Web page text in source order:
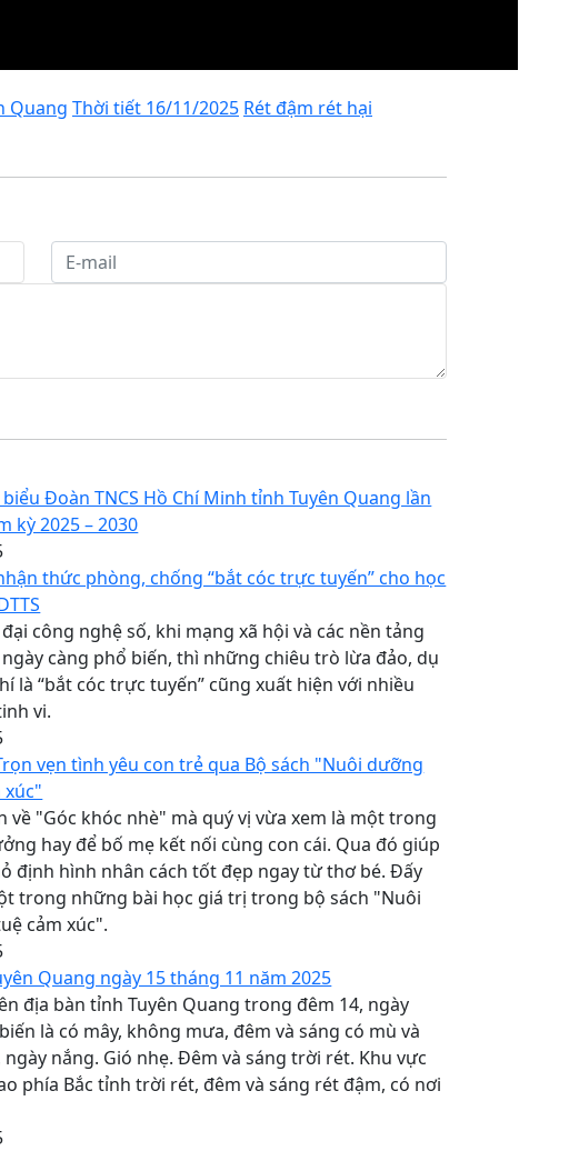
Quang Thời tiết 16/11/2025 Rét đậm rét hại
Đoàn TNCS Hồ Chí Minh tỉnh Tuyên Quang lần
kỳ 2025 – 2030
thức phòng, chống “bắt cóc trực tuyến” cho học
công nghệ số, khi mạng xã hội và các nền tảng
càng phổ biến, thì những chiêu trò lừa đảo, dụ
là “bắt cóc trực tuyến” cũng xuất hiện với nhiều
vi.
vẹn tình yêu con trẻ qua Bộ sách "Nuôi dưỡng
về "Góc khóc nhè" mà quý vị vừa xem là một trong
hay để bố mẹ kết nối cùng con cái. Qua đó giúp
định hình nhân cách tốt đẹp ngay từ thơ bé. Đấy
trong những bài học giá trị trong bộ sách "Nuôi
cảm xúc".
Quang ngày 15 tháng 11 năm 2025
địa bàn tỉnh Tuyên Quang trong đêm 14, ngày
là có mây, không mưa, đêm và sáng có mù và
nắng. Gió nhẹ. Đêm và sáng trời rét. Khu vực
phía Bắc tỉnh trời rét, đêm và sáng rét đậm, có nơi